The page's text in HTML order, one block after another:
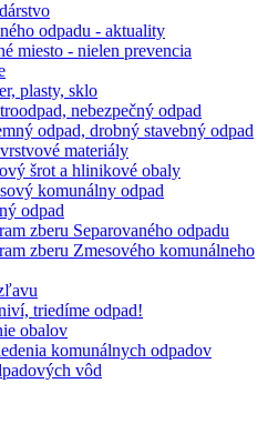
odpadu - aktuality
miesto - nielen prevencia
plasty, sklo
nebezpečný odpad
odpad, drobný stavebný odpad
materiály
šrot a hlinikové obaly
komunálny odpad
odpad
zberu Separovaného odpadu
zberu Zmesového komunálneho
triedíme odpad!
obalov
komunálnych odpadov
vôd